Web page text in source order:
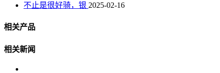
不止是很好骑，银 2025-02-16
相关产品
相关新闻